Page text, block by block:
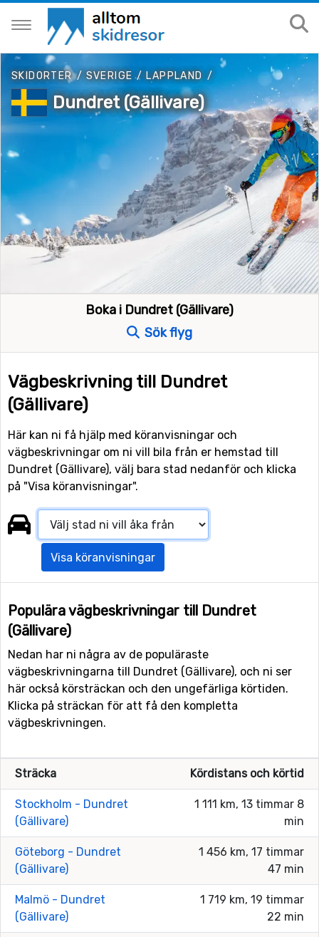
SKIDORTER/ SVERIGE / LAPPLAND /
Dundret (Gällivare)
Boka i Dundret (Gällivare)
Sök flyg
Vägbeskrivning till Dundret
(Gällivare)
Här kan ni få hjälp med köranvisningar och
vägbeskrivningar om ni vill bila från er hemstad till
Dundret (Gällivare), välj bara stad nedanför och klicka
på "Visa köranvisningar".
Visa köranvisningar
Populära vägbeskrivningar till Dundret
(Gällivare)
Nedan har ni några av de populäraste
vägbeskrivningarna till Dundret (Gällivare), och ni ser
här också körsträckan och den ungefärliga körtiden.
Klicka på sträckan för att få den kompletta
vägbeskrivningen.
Sträcka Kördistans och körtid
Stockholm - Dundret
(Gällivare)
1 111 km, 13 timmar 8
min
Göteborg - Dundret
(Gällivare)
1 456 km, 17 timmar
47 min
Malmö - Dundret
(Gällivare)
1 719 km, 19 timmar
22 min